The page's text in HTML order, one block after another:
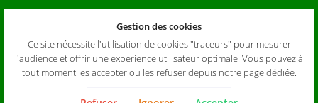
Conditions générales d'utilisation
Politique de confidentialité
Gestion des cookies
Sitemap
Gestion des cookies
Ce site nécessite l'utilisation de cookies "traceurs" pour mesurer
l'audience et offrir une experience utilisateur optimale. Vous pouvez à
tout moment les accepter ou les refuser depuis notre page dédiée.